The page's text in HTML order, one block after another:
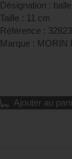
Désignation :
Taille : 11 cm
Référence : 32823
Marque : MORIN
Ajouter au